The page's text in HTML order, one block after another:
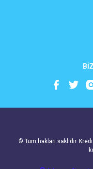
© Tüm hakları saklıdır.